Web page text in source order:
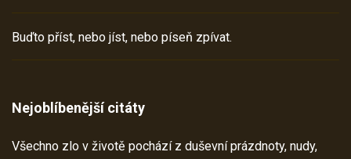
Buďto příst, nebo jíst, nebo píseň zpívat.
Nejoblíbenější citáty
Všechno zlo v životě pochází z duševní prázdnoty, nudy,